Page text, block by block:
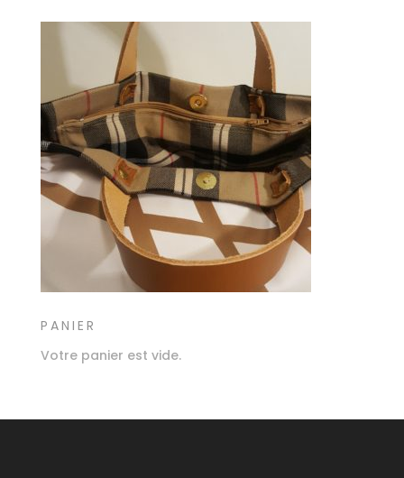
PANIER
Votre panier est vide.